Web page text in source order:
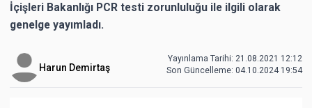
İçişleri Bakanlığı PCR testi zorunluluğu ile ilgili olarak
genelge yayımladı.
Harun Demirtaş
Yayınlama Tarihi: 21.08.2021 12:12
Son Güncelleme: 04.10.2024 19:54